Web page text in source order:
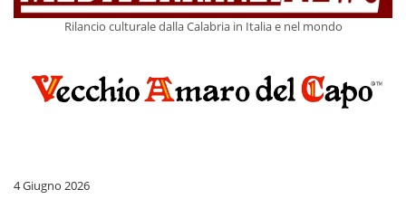
Rilancio culturale dalla Calabria in Italia e nel mondo
4 Giugno 2026